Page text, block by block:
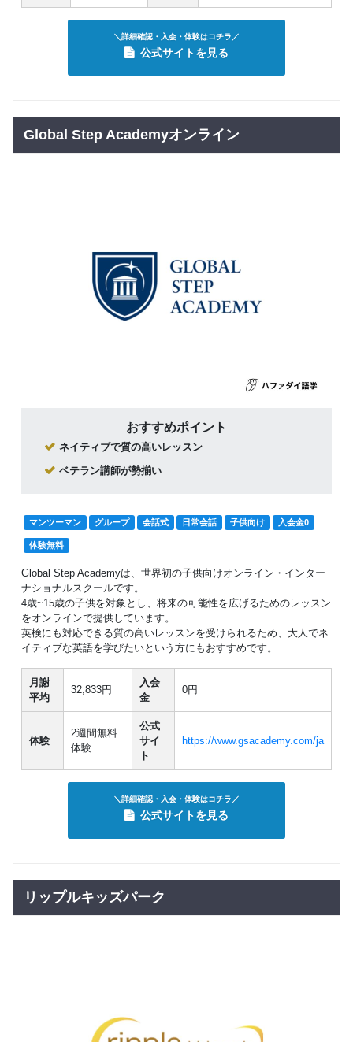
＼詳細確認・入会・体験はコチラ／
公式サイトを見る
Global Step Academyオンライン
おすすめポイント
ネイティブで質の高いレッスン
ベテラン講師が勢揃い
マンツーマン グループ 会話式 日常会話 子供向け 入会金0
体験無料
Global Step Academyは、世界初の子供向けオンライン・インター
ナショナルスクールです。
4歳~15歳の子供を対象とし、将来の可能性を広げるためのレッスン
をオンラインで提供しています。
英検にも対応できる質の高いレッスンを受けられるため、大人でネ
イティブな英語を学びたいという方にもおすすめです。
月謝
平均
32,833円
入会
金
0円
体験
2週間無料
体験
公式
サイ
ト
https://www.gsacademy.com/ja
＼詳細確認・入会・体験はコチラ／
公式サイトを見る
リップルキッズパーク